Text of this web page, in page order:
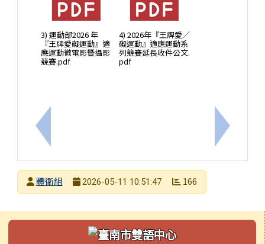
上一筆：西門實小114學年度繽紛童年漾西門才藝發
3) 運動部2026 年
『王牌愛礙運動』適
應運動微電影暨攝影
競賽.pdf
4) 2026年『王牌愛／
礙運動』適應運動系
列競賽延長收件公文.
pdf
下一筆：
發布者
體衛組
2026-05-11 10:51:47 166
左邊區域內容